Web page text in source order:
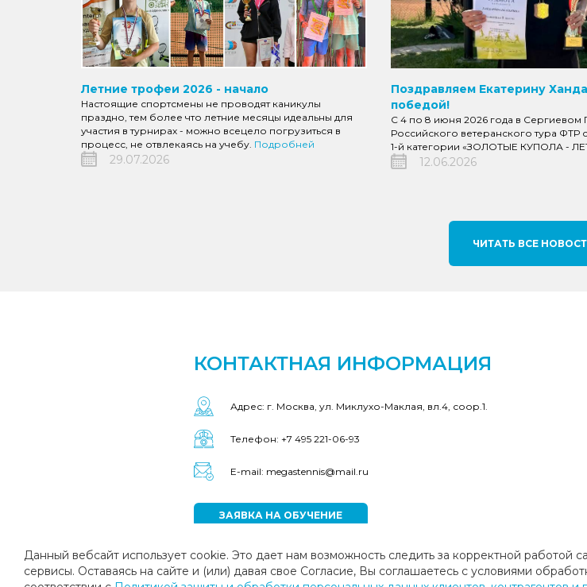
Данный вебсайт использует cookie. Это дает нам возможность следить за корректной работой
сервисы. Оставаясь на сайте и (или) давая свое Согласие, Вы соглашаетесь с условиями
Летние трофеи 2026 - начало
Настоящие спортсмены не проводят каникулы
праздно, тем более что летние месяцы идеальны для
участия в турнирах - можно всецело погрузиться в
процесс, не отвлекаясь на учебу. Подробней
29.07.2026
Поздравляем Екатерину
победой!
С 4 по 8 июня 2026 года в Сергиевом
Российского ветеранского тура ФТР
1-й категории «ЗОЛОТЫЕ КУПОЛА -
12.06.2026
ЧИТАТЬ ВСЕ
КОНТАКТНАЯ ИНФОРМАЦИЯ
Адрес: г. Москва, ул. Миклухо-Маклая, вл.4, соор.1.
Телефон: +7 495 221-06-93
E-mail: megastennis@mail.ru
ЗАЯВКА НА ОБУЧЕНИЕ